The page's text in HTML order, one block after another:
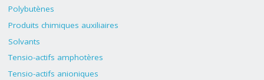
Polybutènes
Produits chimiques auxiliaires
Solvants
Tensio-actifs amphotères
Tensio-actifs anioniques